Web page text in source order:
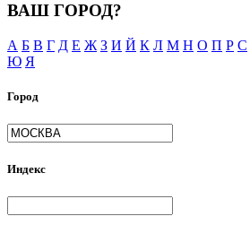
ВАШ ГОРОД?
А Б В Г Д Е Ж З И Й К Л М Н О П Р С
Ю Я
Город
Индекс